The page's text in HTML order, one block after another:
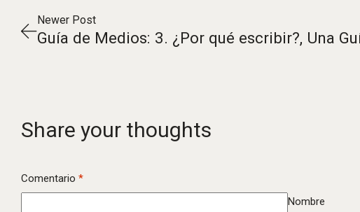
Newer Post
Share your thoughts
Comentario *
Nombre